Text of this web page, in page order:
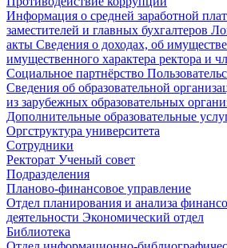
Информация о средней заработной
заместителей и главных бухгалтеров
акты Сведения о доходах, об имуществе
имущественного характера ректора и
Социальное партнёрство
Сведения об образовательной
из зарубежных образовательных
Дополнительные образовательные
Оргструктура университета
Сотрудники
Ректорат Ученый совет
Подразделения
Планово-финансовое управление
Отдел планирования и анализа
деятельности Экономический отдел
Библиотека